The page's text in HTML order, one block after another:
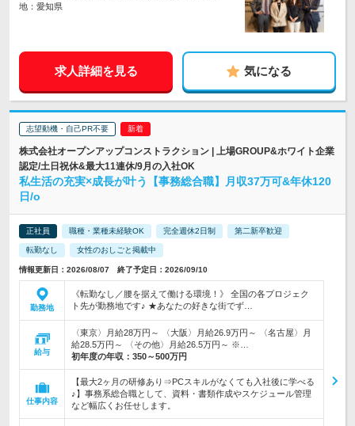
地：愛知県
求人詳細を見る 気になる
志望動機・自己PR不要
株式会社オープンアップコンストラクション | 上場GROUP&ホワイト企業
認定/土日祝休&最大11連休/9月の入社OK
私生活の充実×成長が叶う【事務総合職】月収37万可&年休120
日/o
正社員 職種・業種未経験OK 完全週休2日制 第二新卒歓迎
転勤なし 女性のおしごと掲載中
情報更新日：2026/08/07 終了予定日：2026/09/10
勤務地
《転勤なし／腰を据えて働ける環境！》 全国の各プロジェク
ト先が勤務地です♪ ★あなたの好きな街でず…
給与
〈東京〉月給28万円～ 〈大阪〉月給26.9万円～ 〈名古屋〉月
給28.5万円～ 〈その他〉月給26.5万円～ ※…
初年度の年収： 350～500万円
仕事内容
【最大2ヶ月の研修あり⇒PCスキルがなくても入社後に学べる
♪】事務系総合職として、資料・書類作成やスケジュール管理
など幅広くお任せします。